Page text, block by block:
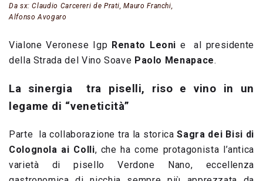
Da sx: Claudio Carcereri de Prati, Mauro Franchi,
Alfonso Avogaro
Vialone Veronese Igp Renato Leoni e al presidente
della Strada del Vino Soave Paolo Menapace.
La sinergia tra piselli, riso e vino in un
legame di “veneticità”
Parte la collaborazione tra la storicaSagra dei Bisi di
Colognola ai Colli, che ha come protagonista l’antica
varietà di pisello Verdone Nano, eccellenza